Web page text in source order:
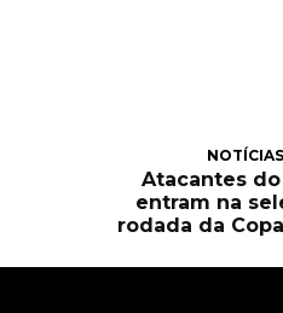
NOTÍCIAS
Atacantes
entram na
rodada da